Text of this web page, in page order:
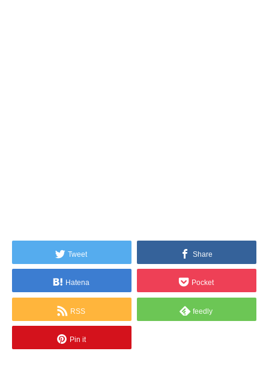
Tweet Share
Hatena Pocket
RSS feedly
Pin it